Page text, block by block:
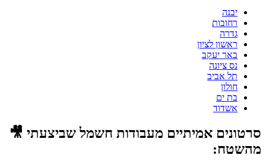
יבנה
רחובות
גדרה
ראשון לציון
באר יעקב
נס ציונה
תל אביב
חולון
בת ים
אשדוד
סרטונים אמיתיים מעבודות חשמל שביצעתי 🎥
מהשטח: